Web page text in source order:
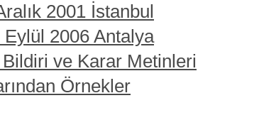
2001 İstanbul
2006 Antalya
ve Karar Metinleri
Örnekler